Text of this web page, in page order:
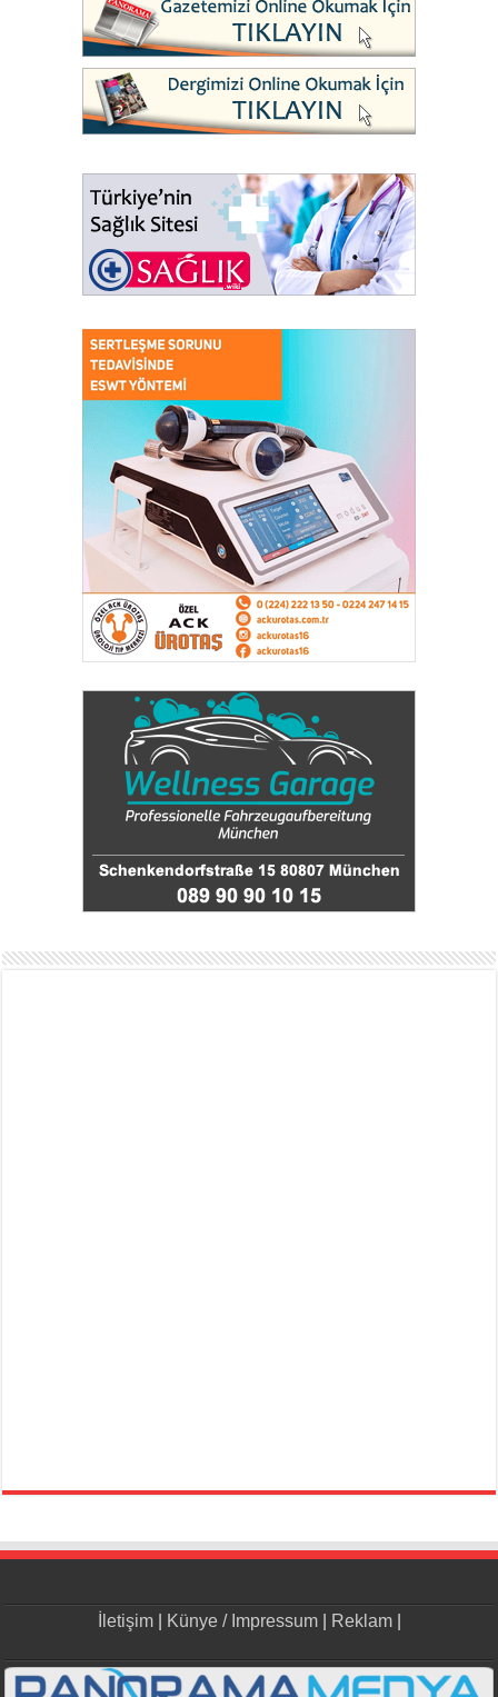
İletişim| Künye / Impressum| Reklam|